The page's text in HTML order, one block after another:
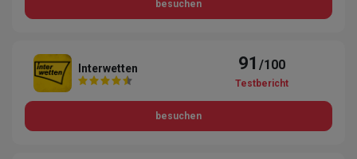
besuchen
Interwetten 91/100
Testbericht
besuchen